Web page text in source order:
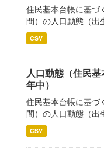
住民基本台帳に基づ
間）の人口動態（出
CSV
人口動態（住民
年中）
住民基本台帳に基づ
間）の人口動態（出
CSV